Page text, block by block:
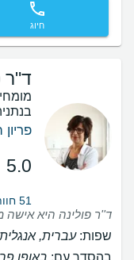
חיוג
ד"ר
5.0
51 חוות דעת על רפואת נשים/גינקולוגיה
שפות:עברית,